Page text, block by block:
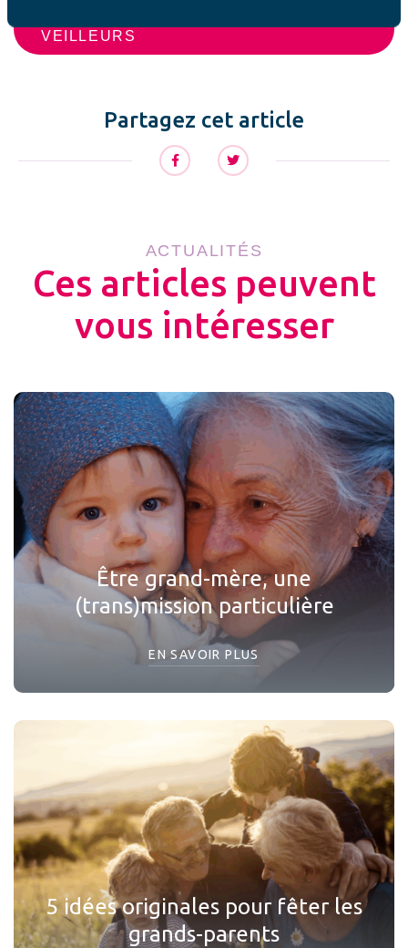
VEILLEURS
Partagez cet article
ACTUALITÉS
Ces articles peuvent
vous intéresser
Être grand-mère, une
(trans)mission particulière
EN SAVOIR PLUS
5 idées originales pour fêter les
grands-parents